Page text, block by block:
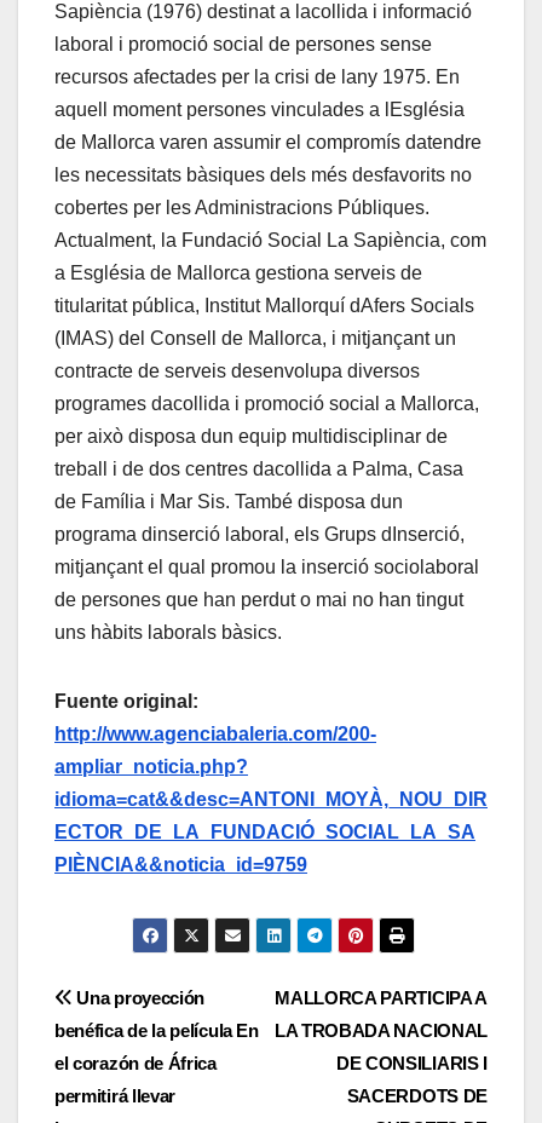
Sapiència (1976) destinat a lacollida i informació
laboral i promoció social de persones sense
recursos afectades per la crisi de lany 1975. En
aquell moment persones vinculades a lEsglésia
de Mallorca varen assumir el compromís datendre
les necessitats bàsiques dels més desfavorits no
cobertes per les Administracions Públiques.
Actualment, la Fundació Social La Sapiència, com
a Església de Mallorca gestiona serveis de
titularitat pública, Institut Mallorquí dAfers Socials
(IMAS) del Consell de Mallorca, i mitjançant un
contracte de serveis desenvolupa diversos
programes dacollida i promoció social a Mallorca,
per això disposa dun equip multidisciplinar de
treball i de dos centres dacollida a Palma, Casa
de Família i Mar Sis. També disposa dun
programa dinserció laboral, els Grups dInserció,
mitjançant el qual promou la inserció sociolaboral
de persones que han perdut o mai no han tingut
uns hàbits laborals bàsics.
Fuente original:
http://www.agenciabaleria.com/200-
ampliar_noticia.php?
idioma=cat&&desc=ANTONI_MOYÀ,_NOU_DIR
ECTOR_DE_LA_FUNDACIÓ_SOCIAL_LA_SA
PIÈNCIA&&noticia_id=9759
Navegación
de
entradas
MALLORCA PARTICIPA A
LA TROBADA NACIONAL
DE CONSILIARIS I
SACERDOTS DE
Una proyección
benéfica de la película En
el corazón de África
permitirá llevar